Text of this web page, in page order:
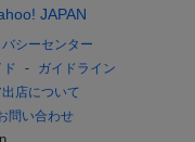
JAPAN
シーセンター
ド
ガイドライン
出店について
問い合わせ